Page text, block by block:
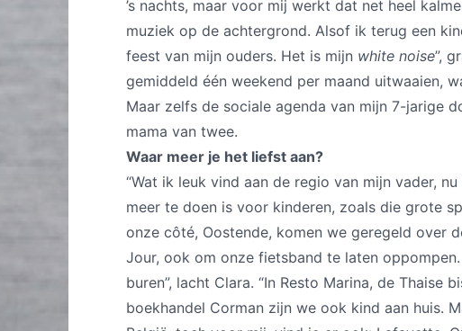
’s nachts, maar voor mij werkt dat net heel
muziek op de achtergrond. Alsof ik terug een
feest van mijn ouders. Het is mijn white noise”,
gemiddeld één weekend per maand uitwaaien,
Maar zelfs de sociale agenda van mijn 7-jarige
mama van twee.
Waar meer je het liefst aan?
“Wat ik leuk vind aan de regio van mijn vader,
meer te doen is voor kinderen, zoals die grote
onze côté, Oostende, komen we geregeld over
Jour, ook om onze fietsband te laten
buren”, lacht Clara. “In Resto Marina, de Thaise
boekhandel Corman zijn we ook kind aan huis.